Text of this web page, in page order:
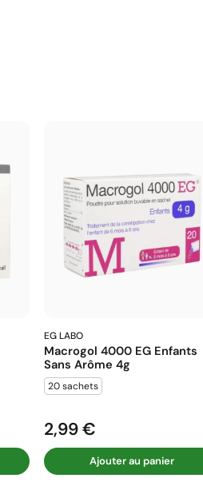
EG LABO
Macrogol 4000 EG Enfants
Sans Arôme 4g
20 sachets
Prix
2,99 €
Ajouter au panier